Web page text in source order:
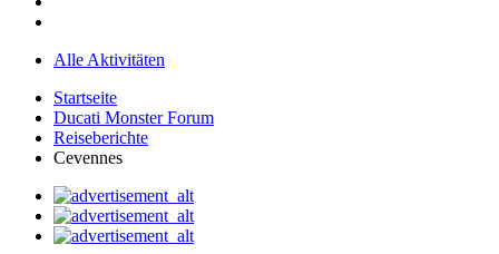
Alle Aktivitäten
Startseite
Ducati Monster Forum
Reiseberichte
Cevennes